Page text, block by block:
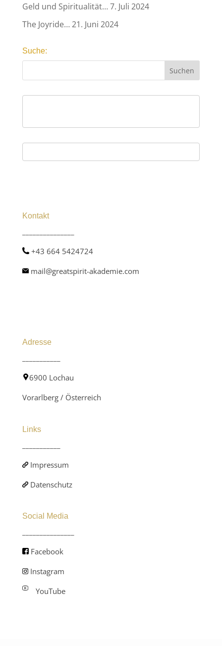
Geld und Spiritualität…7. Juli 2024
The Joyride…21. Juni 2024
Suche:
Kontakt
+43 664 5424724
mail@greatspirit-akademie.com
Adresse
6900 Lochau
Vorarlberg / Österreich
Links
Impressum
Datenschutz
Social Media
Facebook
Instagram
YouTube